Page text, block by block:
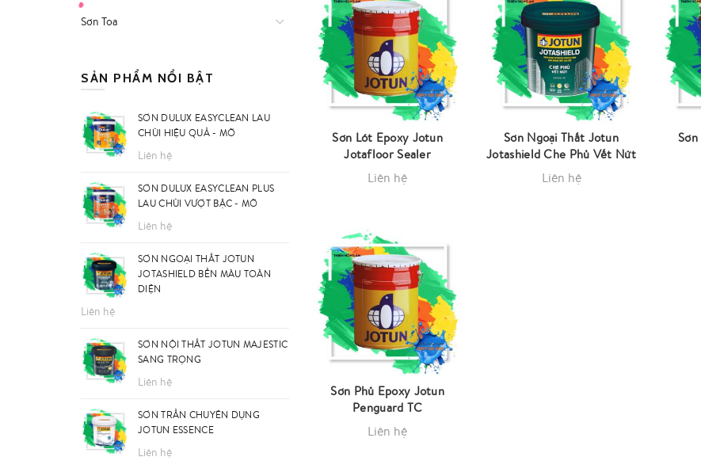
Sơn Lót Epoxy Jotun
Jotafloor Sealer
Liên hệ
Sơn Ngoại Thất Jotun
Jotashield Che Phủ Vết Nứt
Liên hệ
Sơn Phủ Epoxy Jotun
Penguard TC
Liên hệ
Sơn Toa
SẢN PHẨM NỔI BẬT
SƠN DULUX EASYCLEAN LAU
CHÙI HIỆU QUẢ - MỜ
Liên hệ
SƠN DULUX EASYCLEAN PLUS
LAU CHÙI VƯỢT BẬC - MỜ
Liên hệ
SƠN NGOẠI THẤT JOTUN
JOTASHIELD BỀN MÀU TOÀN
DIỆN
Liên hệ
SƠN NỘI THẤT JOTUN MAJESTIC
SANG TRỌNG
Liên hệ
SƠN TRẦN CHUYÊN DỤNG
JOTUN ESSENCE
Liên hệ